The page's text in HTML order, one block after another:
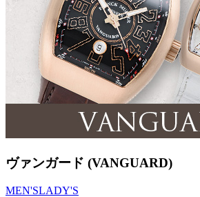
ヴァンガード (VANGUARD)
MEN'SLADY'S